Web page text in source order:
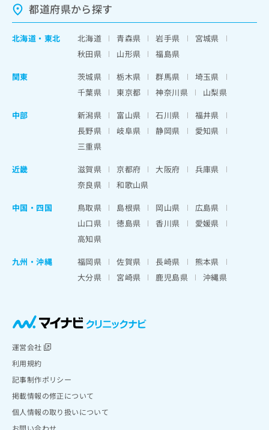
都道府県から探す
北海道 ・ 東北 北海道 青森県 岩手県
宮城県
秋田県
山形県
福島県
関東
茨城県 栃木県 群馬県
埼玉県
千葉県
東京都 神奈川県
山梨県
中部
新潟県 富山県 石川県
福井県
長野県
岐阜県 静岡県
愛知県
三重県
近畿
滋賀県 京都府 大阪府
兵庫県
奈良県
和歌山県
中国・四国
鳥取県 島根県 岡山県
広島県
山口県
徳島県 香川県
愛媛県
高知県
九州・沖縄
福岡県 佐賀県 長崎県
熊本県
大分県
宮崎県 鹿児島県 沖縄県
運営会社
利用規約
記事制作ポリシー
掲載情報の修正について
個人情報の取り扱いについて
お問い合わせ